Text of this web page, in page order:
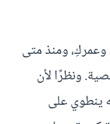
وعمركِ، ومنذ متى
ونظرًا لأن
ينطوي على